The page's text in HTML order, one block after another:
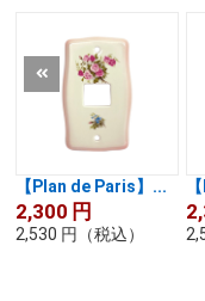
【Plan de Paris】...
2,300 円
2,530 円 （税込）